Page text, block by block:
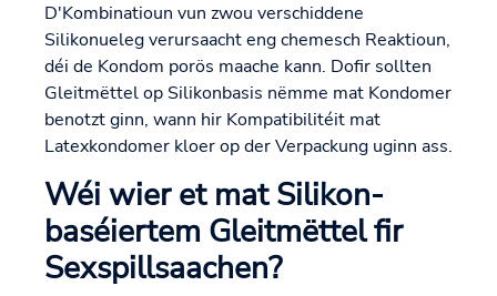
D'Kombinatioun vun zwou verschiddene
Silikonueleg verursaacht eng chemesch Reaktioun,
déi de Kondom porös maache kann. Dofir sollten
Gleitmëttel op Silikonbasis nëmme mat Kondomer
benotzt ginn, wann hir Kompatibilitéit mat
Latexkondomer kloer op der Verpackung uginn ass.
Wéi wier et mat Silikon-
baséiertem Gleitmëttel fir
Sexspillsaachen?